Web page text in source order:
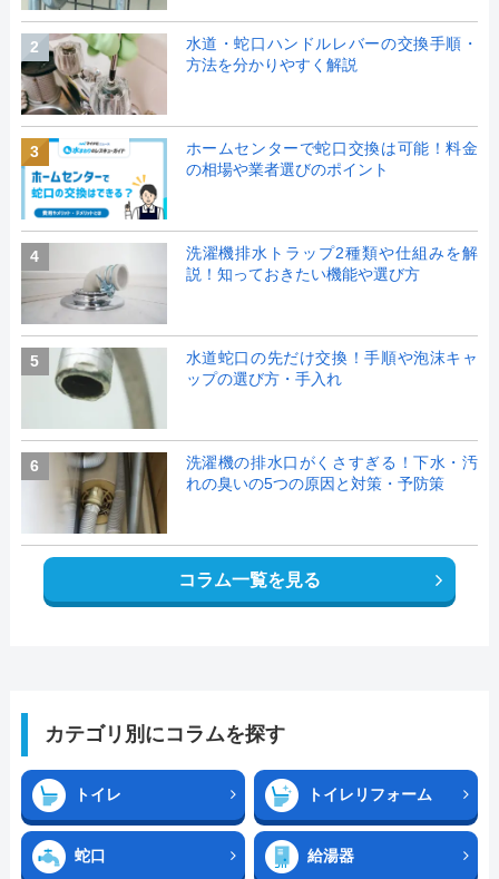
2
水道・蛇口ハンドルレバーの交換手順・
方法を分かりやすく解説
3
ホームセンターで蛇口交換は可能！料金
の相場や業者選びのポイント
4
洗濯機排水トラップ2種類や仕組みを解
説！知っておきたい機能や選び方
5
水道蛇口の先だけ交換！手順や泡沫キャ
ップの選び方・手入れ
6
洗濯機の排水口がくさすぎる！下水・汚
れの臭いの5つの原因と対策・予防策
コラム一覧を見る
カテゴリ別にコラムを探す
トイレ トイレリフォーム
蛇口 給湯器